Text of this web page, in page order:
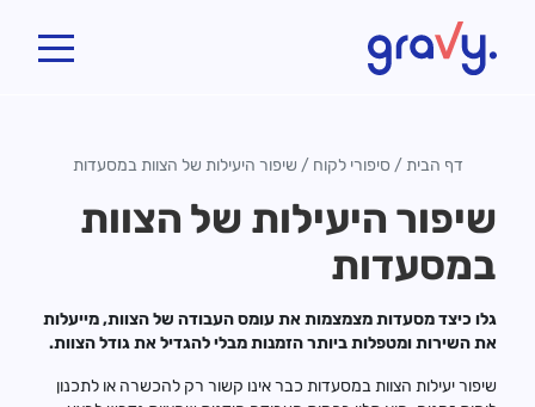
דף הבית/ סיפורי לקוח / שיפור היעילות של הצוות במסעדות
שיפור היעילות של הצוות
במסעדות
גלו כיצד מסעדות מצמצמות את עומס העבודה של הצוות, מייעלות
את השירות ומטפלות ביותר הזמנות מבלי להגדיל את גודל הצוות.
שיפור יעילות הצוות במסעדות כבר אינו קשור רק להכשרה או לתכנון